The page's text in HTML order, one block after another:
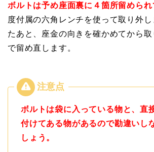
ボルトは予め座面裏に４箇所留められ
度付属の六角レンチを使って取り外
たあと、座金の向きを確かめてから取
で留め直します。
ボルトは袋に入っている物と、直
付けてある物があるので勘違いし
しょう。